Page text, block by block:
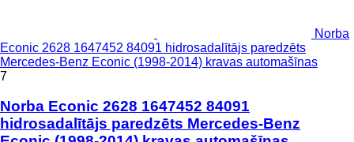
Norba
Econic 2628 1647452 84091 hidrosadalītājs paredzēts
Mercedes-Benz Econic (1998-2014) kravas automašīnas
7
Norba Econic 2628 1647452 84091
hidrosadalītājs paredzēts Mercedes-Benz